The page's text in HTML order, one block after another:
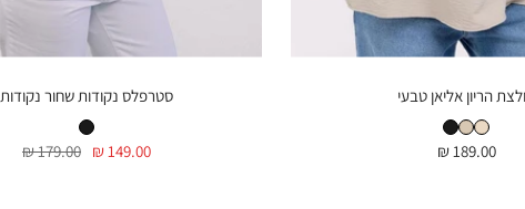
הריון אליאן טבעי
חולצת הריון אליאן טבעי
חולצת הריון אליאן חומהחולצת הריון אליאן שחור
מחיר
189.00 ₪
סטרפלס נקודות שחור נקודות
סטרפלס נקודות שחור נקודות
מחיר
149.00 ₪
מחיר
179.00 ₪